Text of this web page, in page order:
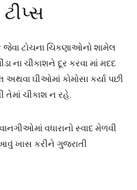
ટીપ્સ
ટોચના ચિકણાઓનો શામેલ
ના ચીકાશને દૂર કરવા માં મદદ
ઘીઓમાં કોમોસા કર્યા પછી
ચીકાશ ન રહે.
વધારાનો સ્વાદ મેળવી
ખાસ કરીને ગુજરાતી